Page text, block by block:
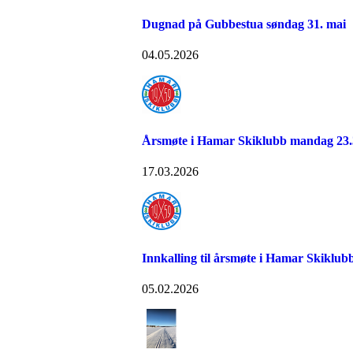
Dugnad på Gubbestua søndag 31. mai
04.05.2026
Årsmøte i Hamar Skiklubb mandag
17.03.2026
Innkalling til årsmøte i Hamar
05.02.2026